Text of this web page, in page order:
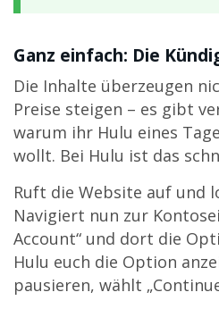
Ganz einfach: Die
Die Inhalte überzeugen
Preise steigen – es gibt
warum ihr Hulu eines
wollt. Bei Hulu ist das
Ruft die Website auf und
Navigiert nun zur
Account“ und dort die
Hulu euch die Option
pausieren, wählt